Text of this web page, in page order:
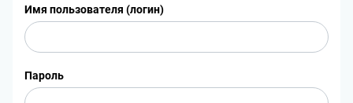
Имя пользователя (логин)
Пароль